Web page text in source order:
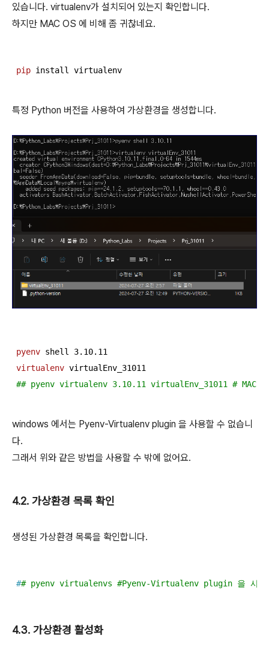
있습니다. virtualenv가 설치되어 있는지 확인합니다.
하지만 MAC OS 에 비해 좀 귀찮네요.
pip install virtualenv
특정 Python 버전을 사용하여 가상환경을 생성합니다.
pyenv shell 3. 10. 11
virtualenv virtualEnv_ 31011
## pyenv virtualenv 3.10.11 virtualEnv_31011 # MAC
windows 에서는 Pyenv-Virtualenv plugin 을 사용할 수 없습니
다.
그래서 위와 같은 방법을 사용할 수 밖에 없어요.
4.2. 가상환경 목록 확인
생성된 가상환경 목록을 확인합니다.
## pyenv virtualenvs #Pyenv-Virtualenv plugin 을 사용할
4.3. 가상환경 활성화